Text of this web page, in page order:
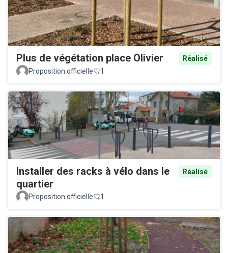
Plus de végétation place Olivier
Réalisé
Proposition officielle
1
Installer des racks à vélo dans le
quartier
Réalisé
Proposition officielle 1